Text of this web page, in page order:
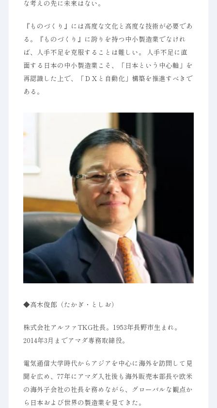
な考えの先に未来はない。
『ものづくり』には高度な文化と高度な技術が必要であ
る。『ものづくり』に誇りを持つ中小製造業でなけれ
ば、人手不足を克服することは難しい。 人手不足に直
面する日本の中小製造業こそ、「日本という中心軸」を
再認識した上で、「ＤＸと自動化」構築を推進すべきで
ある。
◆高木俊郎（たかぎ・としお）
株式会社アルファTKG社長。1953年長野市生まれ。
2014年3月までアマダ専務取締役。
電気通信大学時代からアジアを中心に海外を訪問して見
聞を広め、77年にアマダ入社後も海外販売本部長や欧米
の海外子会社の社長を務めながら、グローバルな観点か
ら日本および世界の製造業を見てきた。